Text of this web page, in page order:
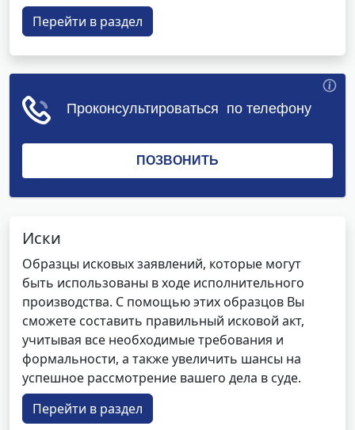
Перейти в раздел
Иски
Образцы исковых заявлений, которые могут
быть использованы в ходе исполнительного
производства. С помощью этих образцов Вы
сможете составить правильный исковой акт,
учитывая все необходимые требования и
формальности, а также увеличить шансы на
успешное рассмотрение вашего дела в суде.
Перейти в раздел